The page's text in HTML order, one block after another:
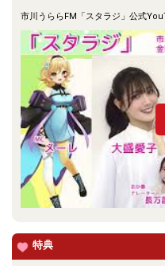
市川うららFM「スタラジ」公式
特典